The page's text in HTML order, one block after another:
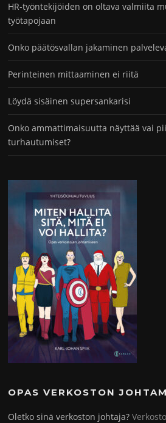
HR-työntekijöiden on oltava valmiita
työtapojaan
Onko päätösvallan jakaminen
Perinteinen mittaaminen ei riitä
Löydä sisäinen supersankarisi
Onko ammattimaisuutta näyttää vai
turhautumiset?
OPAS VERKOSTON
Oletko sinä verkoston johtaja?